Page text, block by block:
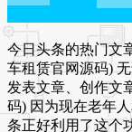
今日头条的热门文
车租赁官网源码)
发表文章、创作文
码) 因为现在老年
条正好利用了这个